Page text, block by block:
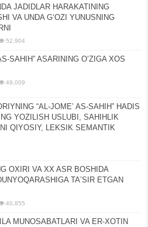
JADIDLAR HARAKATINING
VA UNDA GʻOZI YUNUSNING
52,904
SAHIH” ASARINING OʻZIGA XOS
49,009
“AL-JOMEʼ AS-SAHIH” HADIS
YOZILISH USLUBI, SAHIHLIK
QIYOSIY, LЕKSIK SЕMANTIK
OXIRI VA XX ASR BOSHIDA
TAʼSIR ETGAN
40,855
MUNOSABATLARI VA ER-XOTIN